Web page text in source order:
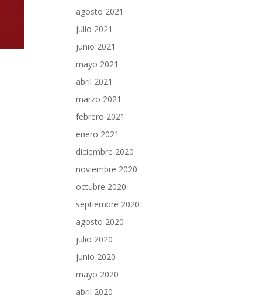
agosto 2021
julio 2021
junio 2021
mayo 2021
abril 2021
marzo 2021
febrero 2021
enero 2021
diciembre 2020
noviembre 2020
octubre 2020
septiembre 2020
agosto 2020
julio 2020
junio 2020
mayo 2020
abril 2020